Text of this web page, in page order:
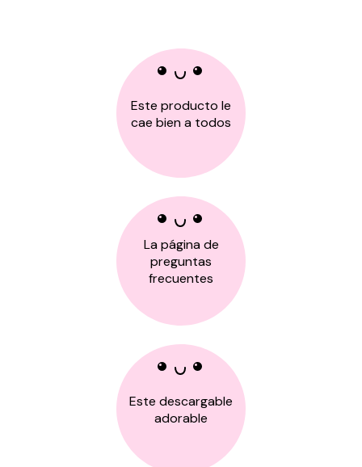
Este producto le
cae bien a todos
La página de
preguntas
frecuentes
Este descargable
adorable